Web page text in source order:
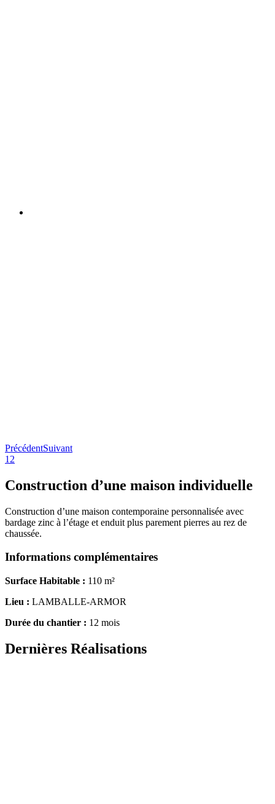
PrécédentSuivant
1 2
Construction d’une maison individuelle
Construction d’une maison contemporaine personnalisée avec
bardage zinc à l’étage et enduit plus parement pierres au rez de
chaussée.
Informations complémentaires
Surface Habitable : 110 m²
Lieu : LAMBALLE-ARMOR
Durée du chantier : 12 mois
Dernières Réalisations